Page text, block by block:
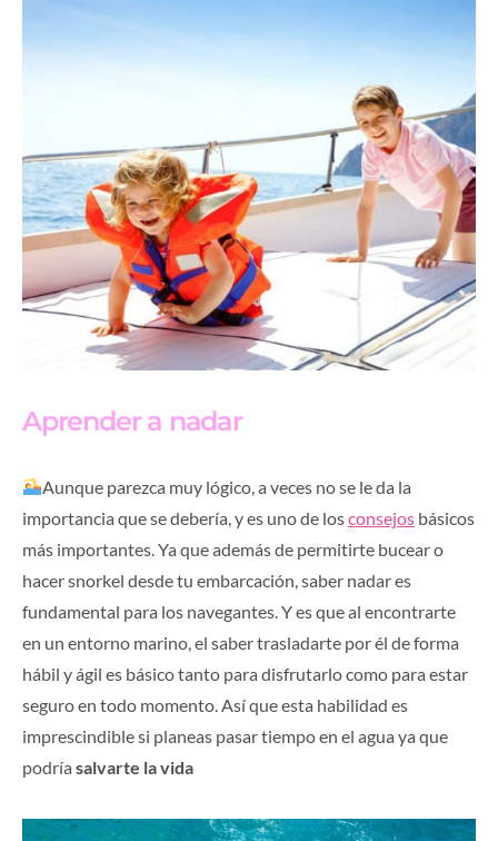
Aprender a nadar
Aunque parezca muy lógico, a veces no se le da la
importancia que se debería, y es uno de losconsejos básicos
más importantes. Ya que además de permitirte bucear o
hacer snorkel desde tu embarcación, saber nadar es
fundamental para los navegantes. Y es que al encontrarte
en un entorno marino, el saber trasladarte por él de forma
hábil y ágil es básico tanto para disfrutarlo como para estar
seguro en todo momento. Así que esta habilidad es
imprescindible si planeas pasar tiempo en el agua ya que
podría salvarte la vida